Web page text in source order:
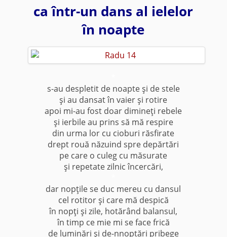
ca într-un dans al ielelor
în noapte
s-au despletit de noapte şi de stele
şi au dansat în vaier şi rotire
apoi mi-au fost doar dimineţi rebele
şi ierbile au prins să mă respire
din urma lor cu cioburi răsfirate
drept rouă năzuind spre depărtări
pe care o culeg cu măsurate
şi repetate zilnic încercări,
dar nopţile se duc mereu cu dansul
cel rotitor şi care mă despică
în nopţi şi zile, hotărând balansul,
în timp ce mie mi se face frică
de luminări şi de-nnoptări pribege